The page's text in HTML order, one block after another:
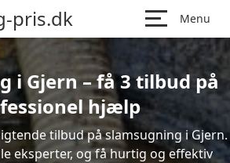
pris.dk Menu
i Gjern – få 3 tilbud på
hjælp
tilbud på slamsugning i Gjern.
eksperter, og få hurtig og effektiv